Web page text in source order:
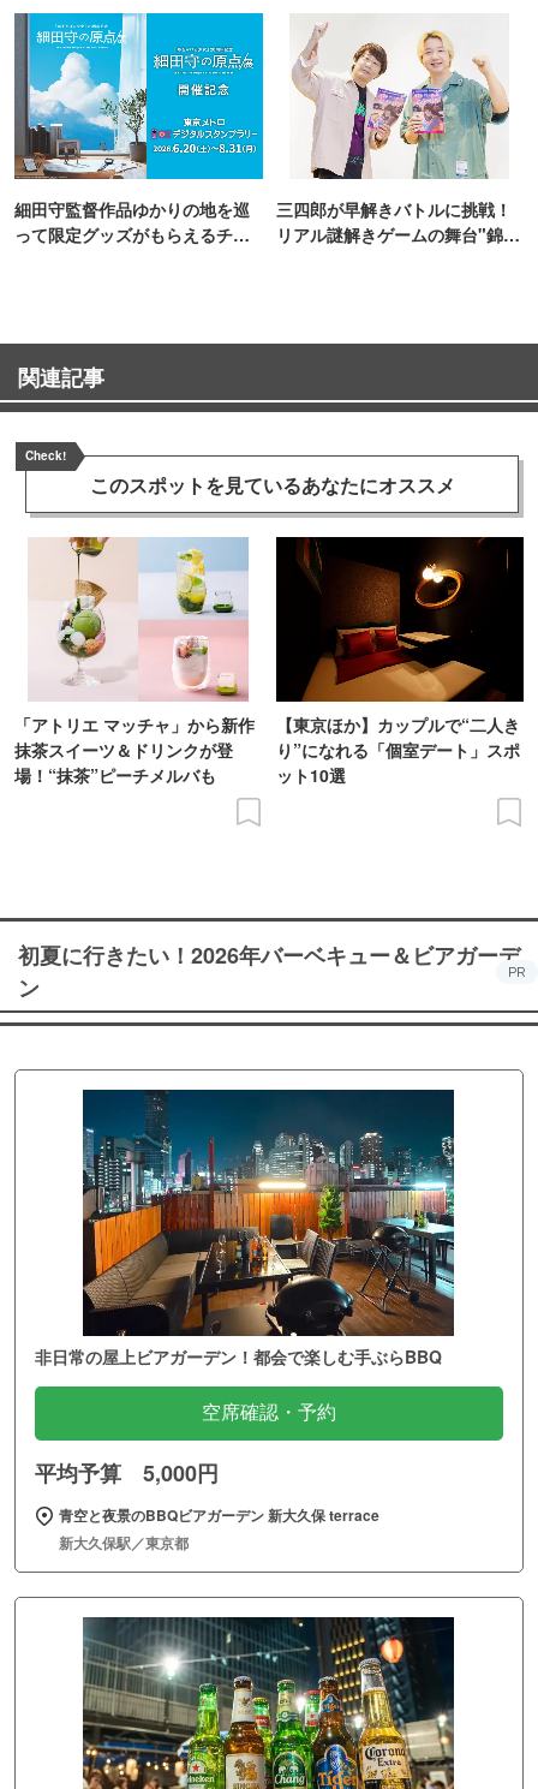
細田守監督作品ゆかりの地を巡
って限定グッズがもらえるチャ
三四郎が早解きバトルに挑戦！
リアル謎解きゲームの舞台"錦糸
関連記事
Check!
このスポットを見ているあなたにオススメ
「アトリエ マッチャ」から新作
抹茶スイーツ＆ドリンクが登
場！“抹茶”ピーチメルバも
【東京ほか】カップルで“二人き
り”になれる「個室デート」スポ
ット10選
初夏に行きたい！2026年バーベキュー＆ビアガーデ
ン
PR
非日常の屋上ビアガーデン！都会で楽しむ手ぶらBBQ
空席確認・予約
平均予算 5,000円
青空と夜景のBBQビアガーデン 新大久保 terrace
新大久保駅／東京都